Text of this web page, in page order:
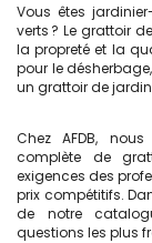
Vous êtes
verts ? Le grattoir
la propreté et la
pour le
un grattoir de
Chez AFDB,
complète de
exigences des
prix compétitifs.
de notre
questions les plus